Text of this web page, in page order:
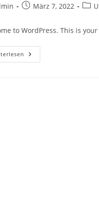
BeitragMärz 7, 2022
to WordPress. This is
Hello
World!